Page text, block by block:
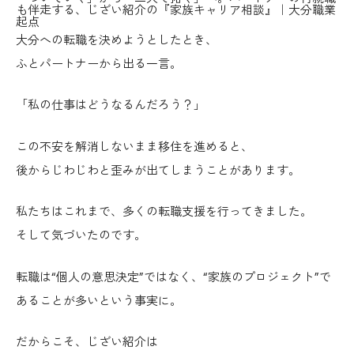
も伴走する、じざい紹介の『家族キャリア相談』｜大分職業
起点
大分への転職を決めようとしたとき、
ふとパートナーから出る一言。
「私の仕事はどうなるんだろう？」
この不安を解消しないまま移住を進めると、
後からじわじわと歪みが出てしまうことがあります。
私たちはこれまで、多くの転職支援を行ってきました。
そして気づいたのです。
転職は“個人の意思決定”ではなく、“家族のプロジェクト”で
あることが多い という事実に。
だからこそ、じざい紹介は